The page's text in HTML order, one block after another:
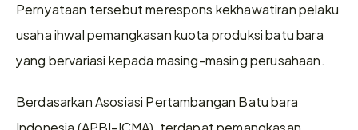
Pernyataan tersebut merespons kekhawatiran pelaku
usaha ihwal pemangkasan kuota produksi batu bara
yang bervariasi kepada masing-masing perusahaan.
Berdasarkan Asosiasi Pertambangan Batu bara